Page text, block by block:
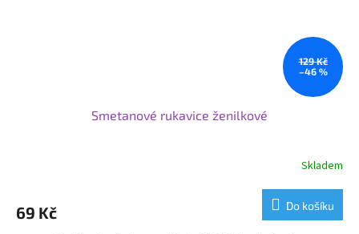
129 Kč
–46 %
Smetanové rukavice ženilkové
Skladem
69 Kč Do košíku